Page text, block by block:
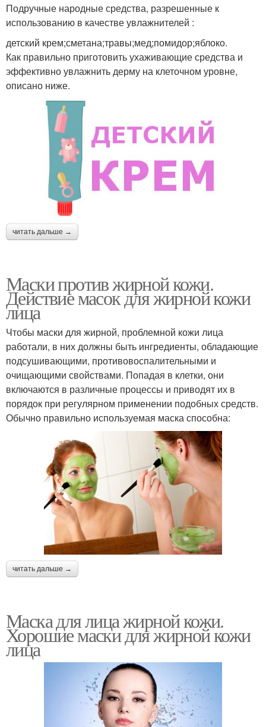
Подручные народные средства, разрешенные к
использованию в качестве увлажнителей :
детский крем;сметана;травы;мед;помидор;яблоко.
Как правильно приготовить ухаживающие средства и
эффективно увлажнить дерму на клеточном уровне,
описано ниже.
читать дальше →
Маски против жирной кожи.
Действие масок для жирной кожи
лица
Чтобы маски для жирной, проблемной кожи лица
работали, в них должны быть ингредиенты, обладающие
подсушивающими, противовоспалительными и
очищающими свойствами. Попадая в клетки, они
включаются в различные процессы и приводят их в
порядок при регулярном применении подобных средств.
Обычно правильно используемая маска способна:
читать дальше →
Маска для лица жирной кожи.
Хорошие маски для жирной кожи
лица